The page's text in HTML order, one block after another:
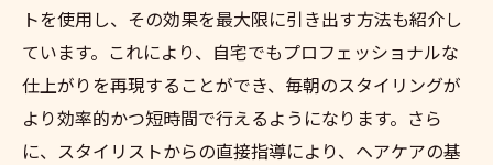
トを使用し、その効果を最大限に引き出す方法も紹介し
ています。これにより、自宅でもプロフェッショナルな
仕上がりを再現することができ、毎朝のスタイリングが
より効率的かつ短時間で行えるようになります。さら
に、スタイリストからの直接指導により、ヘアケアの基